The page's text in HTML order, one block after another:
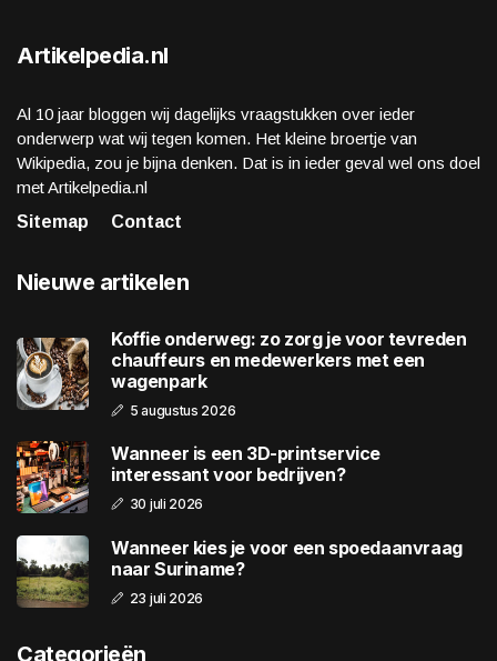
Artikelpedia.nl
Al 10 jaar bloggen wij dagelijks vraagstukken over ieder
onderwerp wat wij tegen komen. Het kleine broertje van
Wikipedia, zou je bijna denken. Dat is in ieder geval wel ons doel
met Artikelpedia.nl
Sitemap
Contact
Nieuwe artikelen
Koffie onderweg: zo zorg je voor tevreden
chauffeurs en medewerkers met een
wagenpark
5 augustus 2026
Wanneer is een 3D-printservice
interessant voor bedrijven?
30 juli 2026
Wanneer kies je voor een spoedaanvraag
naar Suriname?
23 juli 2026
Categorieën